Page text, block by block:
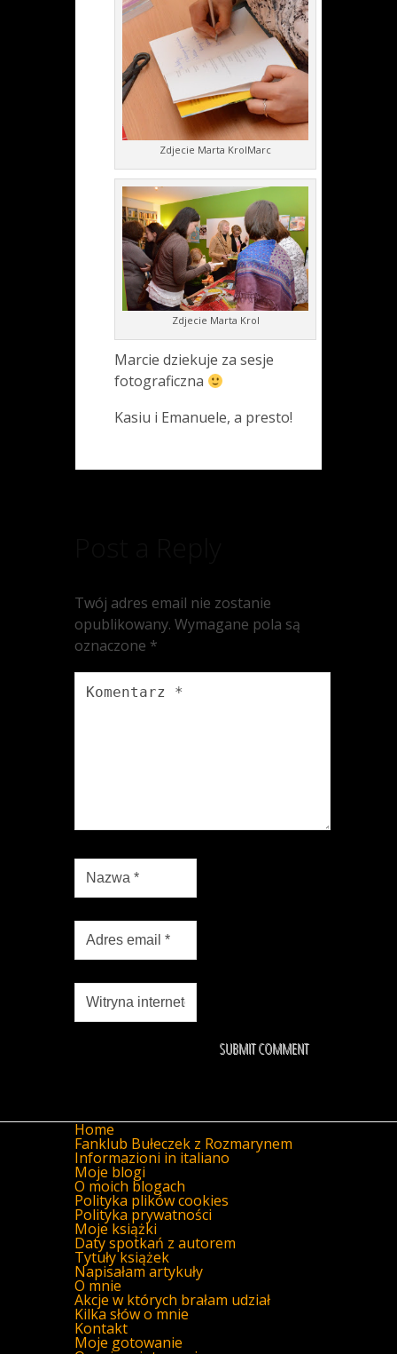
Zdjecie Marta KrolMarc
Zdjecie Marta Krol
Marcie dziekuje za sesje
fotograficzna
Kasiu i Emanuele, a presto!
Twój adres email nie zostanie
opublikowany. Wymagane pola są
oznaczone *
Home
Fanklub Bułeczek z Rozmarynem
Informazioni in italiano
Moje blogi
O moich blogach
Polityka plików cookies
Polityka prywatności
Moje książki
Daty spotkań z autorem
Tytuły książek
Napisałam artykuły
O mnie
Akcje w których brałam udział
Kilka słów o mnie
Kontakt
Moje gotowanie